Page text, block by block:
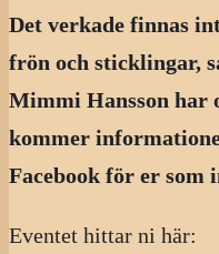
Det verkade finnas
frön och sticklingar,
Mimmi Hansson har
kommer
Facebook för er som
Eventet hittar ni här: